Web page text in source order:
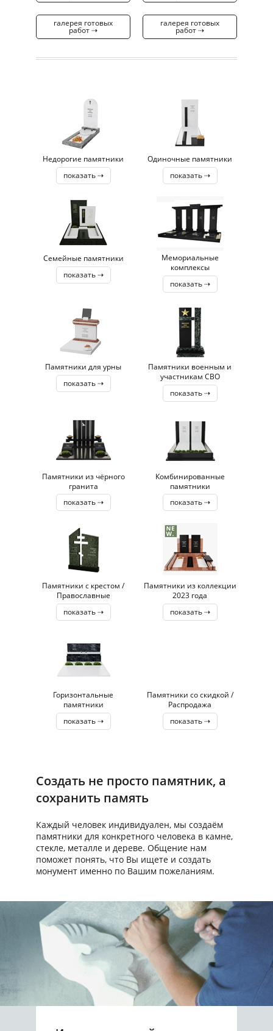
галерея готовых
работ ⇢
галерея готовых
работ ⇢
Недорогие памятники
показать ⇢
Одиночные памятники
показать ⇢
Семейные памятники
показать ⇢
Мемориальные
комплексы
показать ⇢
Памятники для урны
показать ⇢
Памятники военным и
участникам СВО
показать ⇢
Памятники из чёрного
гранита
показать ⇢
Комбинированные
памятники
показать ⇢
Памятники с крестом /
Православные
показать ⇢
Памятники из коллекции
2023 года
показать ⇢
Горизонтальные
памятники
показать ⇢
Памятники со скидкой /
Распродажа
показать ⇢
Создать не просто памятник, а
сохранить память
Каждый человек индивидуален, мы создаём
памятники для конкретного человека в камне,
стекле, металле и дереве. Общение нам
поможет понять, что Вы ищете и создать
монумент именно по Вашим пожеланиям.